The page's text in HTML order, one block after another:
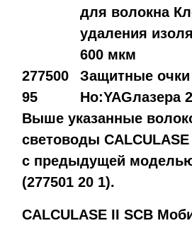
для волокна
удаления
600 мкм
277500
95
Защитные очки
Ho:YAGлазера
Выше указанные
световоды
с предыдущей
(277501 20 1).
CALCULASE II SCB